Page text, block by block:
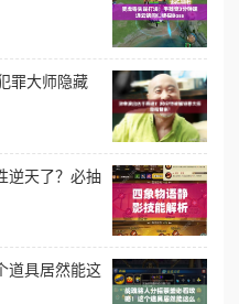
罪大师隐藏
逆天了？必抽
道具居然能这